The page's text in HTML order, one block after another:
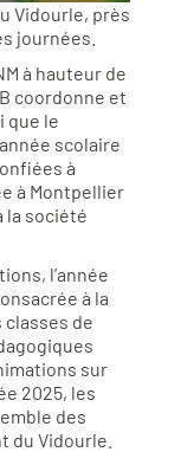
Vidourle, près
journées.
à hauteur de
coordonne et
que le
scolaire
à
à Montpellier
la société
l’année
à la
classes de
sur
2025, les
des
du Vidourle.